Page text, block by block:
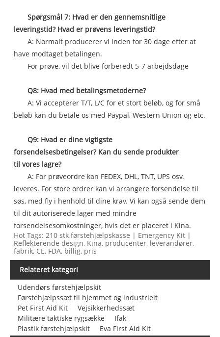
Spørgsmål 7: Hvad er den gennemsnitlige
leveringstid? Hvad er prøvens leveringstid?
A: Normalt producerer vi inden for 30 dage efter at
have modtaget betalingen.
For prøve, vil det blive forberedt 5-7 arbejdsdage
Q8: Hvad med betalingsmetoderne?
A: Vi accepterer T/T, L/C for et stort beløb, og for små
beløb kan du betale os med Paypal, Western Union og etc.
Q9: Hvad er dine vigtigste
forsendelsesbetingelser? Kan du sende produkter
til vores lagre?
A: For prøveordre kan FEDEX, DHL, TNT, UPS osv.
leveres. For store ordrer kan vi arrangere forsendelse til
søs, med fly i henhold til dine krav. Vi kan også sende dem
til dit autoriserede lager med mindre
forsendelsesomkostninger, hvis det er placeret i Kina.
Hot Tags: 210 stk førstehjælpskasse | Emergency Kit |
Reflekterende design, Kina, producenter, leverandører,
fabrik, CE, FDA, billig, pris
Relateret kategori
Udendørs førstehjælpskit
Førstehjælpssæt til hjemmet og industrielt
Pet First Aid Kit
Vejsikkerhedssæt
Militære taktiske rygsække
Ifak
Plastik førstehjælpskit
Eva First Aid Kit